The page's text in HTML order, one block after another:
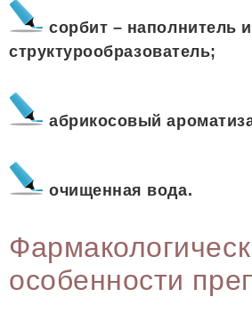
сорбит – наполнитель и
структурообразователь;
абрикосовый
очищенная вода.
особенности